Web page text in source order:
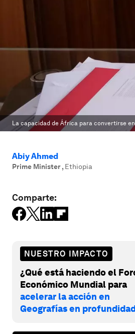
La capacidad de África para convertirse
Abiy Ahmed
Prime Minister, Ethiopia
Comparte:
NUESTRO IMPACTO
¿Qué está haciendo el
Económico Mundial para
acelerar la acción en
Geografías en